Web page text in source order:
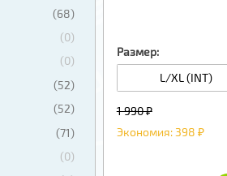
(68)
(0)
(0)
(52)
(52)
(71)
(0)
Размер:
L/XL (INT)
1 990 ₽
Экономия: 398 ₽